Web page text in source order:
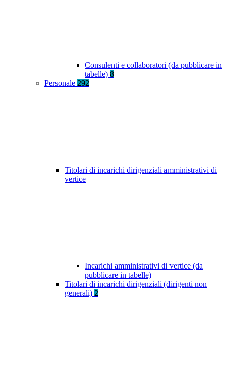
Consulenti e collaboratori (da pubblicare in
tabelle) 8
Personale 292
Titolari di incarichi dirigenziali amministrativi di
vertice
Incarichi amministrativi di vertice (da
pubblicare in tabelle)
Titolari di incarichi dirigenziali (dirigenti non
generali) 2